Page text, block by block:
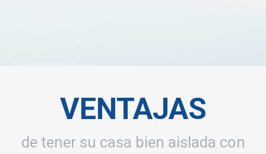
VENTAJAS
de tener su casa bien aislada con